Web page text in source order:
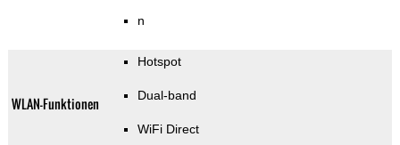
n
WLAN-Funktionen
Hotspot
Dual-band
WiFi Direct